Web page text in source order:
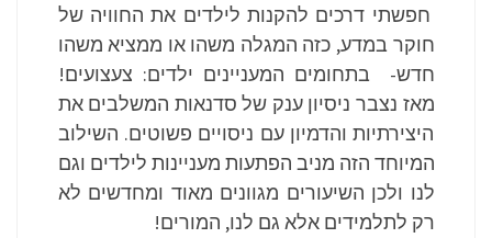
חפשתי דרכים להקנות לילדים את החוויה של
חוקר במדע, כזה המגלה משהו או ממציא משהו
חדש- בתחומים המעניינים ילדים: צעצועים!
מאז נצבר ניסיון ענק של סדנאות המשלבים את
היצירתיות והדמיון עם ניסויים פשוטים. השילוב
המיוחד הזה מניב הפתעות מעניינות לילדים וגם
לנו ולכן השיעורים מגוונים מאוד ומחדשים לא
רק לתלמידים אלא גם לנו, המורים!